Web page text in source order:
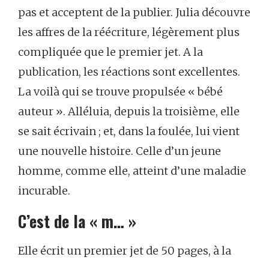
pas et acceptent de la publier. Julia découvre
les affres de la réécriture, légèrement plus
compliquée que le premier jet. A la
publication, les réactions sont excellentes.
La voilà qui se trouve propulsée « bébé
auteur ». Alléluia, depuis la troisième, elle
se sait écrivain ; et, dans la foulée, lui vient
une nouvelle histoire. Celle d’un jeune
homme, comme elle, atteint d’une maladie
incurable.
C’est de la « m… »
Elle écrit un premier jet de 50 pages, à la